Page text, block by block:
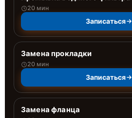
20 мин
Записаться
Замена прокладки
20 мин
Записаться
Замена фланца